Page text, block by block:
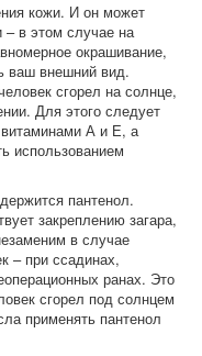
кожи. И он может
– в этом случае на
окрашивание,
ваш внешний вид.
сгорел на солнце,
Для этого следует
А и Е, а
использованием
пантенол.
закреплению загара,
в случае
– при ссадинах,
ранах. Это
сгорел под солнцем
применять пантенол